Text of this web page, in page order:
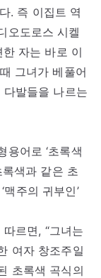
. 즉 이집트 역
오도로스 시켈
자는 바로 이
그녀가 베풀어
발들을 나르는
용어로 ‘초록색
록색과 같은 초
맥주의 귀부인’
르면, “그녀는
여자 창조주일
초록색 곡식의